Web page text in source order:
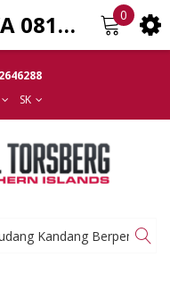
SK
0
Vyhľadávanie - WA 0812 2782 5310 Jasa Desain Gudang Kandang Berpengalaman Jatisrono Wonogiri